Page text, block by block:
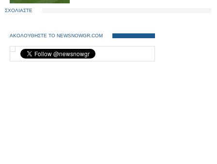
ΣΧΟΛΙΑΣΤΕ
ΑΚΟΛΟΥΘΗΣΤΕ ΤΟ NEWSNOWGR.COM